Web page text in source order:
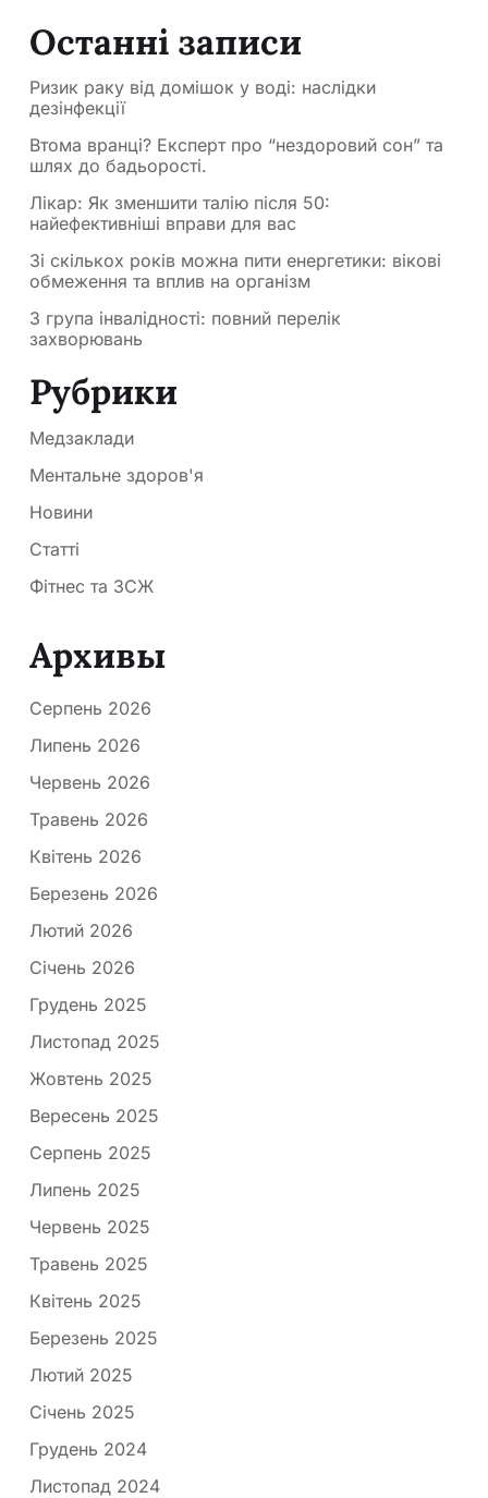
Останні записи
Ризик раку від домішок у воді: наслідки
дезінфекції
Втома вранці? Експерт про “нездоровий сон” та
шлях до бадьорості.
Лікар: Як зменшити талію після 50:
найефективніші вправи для вас
Зі скількох років можна пити енергетики: вікові
обмеження та вплив на організм
3 група інвалідності: повний перелік
захворювань
Рубрики
Медзаклади
Ментальне здоров'я
Новини
Статті
Фітнес та ЗСЖ
Архивы
Серпень 2026
Липень 2026
Червень 2026
Травень 2026
Квітень 2026
Березень 2026
Лютий 2026
Січень 2026
Грудень 2025
Листопад 2025
Жовтень 2025
Вересень 2025
Серпень 2025
Липень 2025
Червень 2025
Травень 2025
Квітень 2025
Березень 2025
Лютий 2025
Січень 2025
Грудень 2024
Листопад 2024